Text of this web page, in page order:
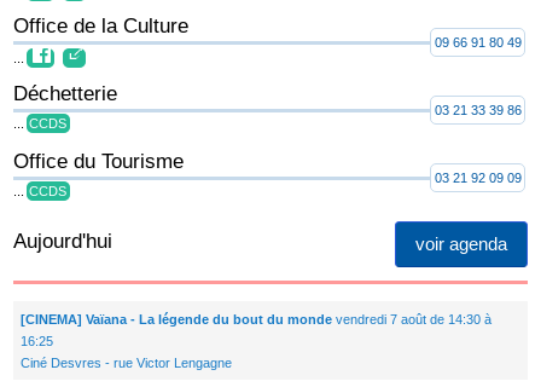
Office de la Culture
09 66 91 80 49
Déchetterie
CCDS
03 21 33 39 86
Office du Tourisme
CCDS
03 21 92 09 09
voir agenda
Aujourd'hui
[CINEMA] Vaïana - La légende du bout du mondevendredi 7 août de 14:30 à
16:25
Ciné Desvres - rue Victor Lengagne